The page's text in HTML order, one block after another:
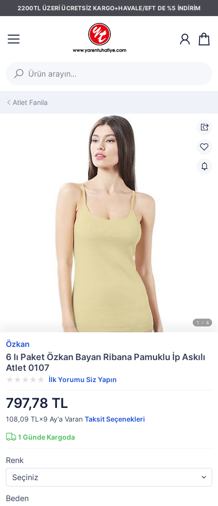
2200TL ÜZERİ ÜCRETSİZ KARGO+HAVALE/EFT DE %5 İNDİRİM
Atlet Fanila
Özkan
6 lı Paket Özkan Bayan Ribana Pamuklu İp Askılı
Atlet 0107
İlk Yorumu Siz Yapın
797,78 TL
108,09 TL×9 Ay'a Varan Taksit Seçenekleri
1 Günde Kargoda
Renk
Beden